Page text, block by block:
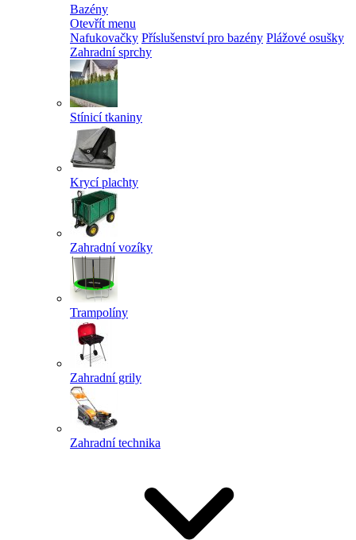
Bazény
Otevřít menu
Nafukovačky Příslušenství pro bazény Plážové osušky
Zahradní sprchy
Stínicí tkaniny
Krycí plachty
Zahradní vozíky
Trampolíny
Zahradní grily
Zahradní technika